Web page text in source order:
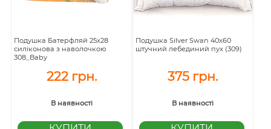
Подушка Батерфляй 25х28
силіконова з наволочкою
308_Baby
222 грн.
В наявності
Подушка Silver Swan 40х60
штучний лебединий пух (309)
375 грн.
В наявності